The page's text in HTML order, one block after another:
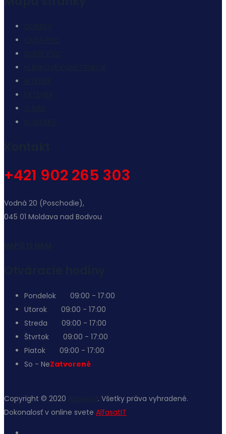
+421 902 265 303
Vodná 20 (Poschodie),
045 01 Moldava nad Bodvou
Pondelok 09:00 - 17:00
Utorok 09:00 - 17:00
Streda 09:00 - 17:00
Štvrtok 09:00 - 17:00
Piatok 09:00 - 17:00
So - NeZatvorené
Copyright © 2020
. Všetky práva vyhradené.
Dokonalosť v online svete AlfasatIT